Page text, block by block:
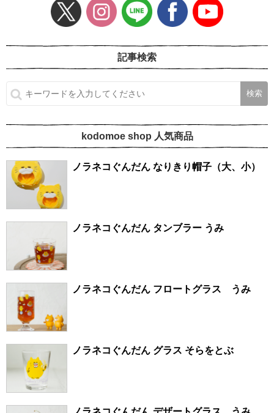
記事検索
kodomoe shop 人気商品
ノラネコぐんだん なりきり帽子（大、小）
ノラネコぐんだん タンブラー うみ
ノラネコぐんだん フロートグラス うみ
ノラネコぐんだん グラス そらをとぶ